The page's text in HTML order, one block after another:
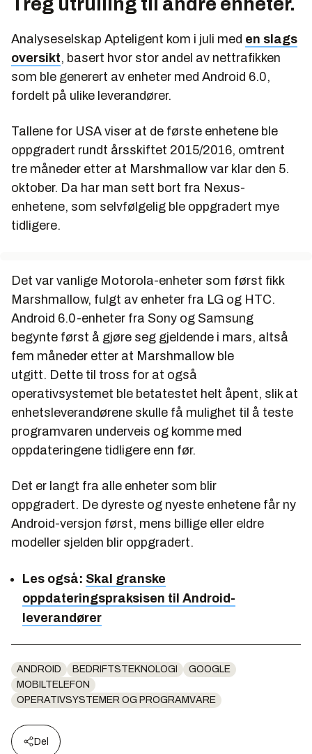
Analyseselskap Apteligent kom i juli med en slags
oversikt, basert hvor stor andel av nettrafikken
som ble generert av enheter med Android 6.0,
fordelt på ulike leverandører.
Tallene for USA viser at de første enhetene ble
oppgradert rundt årsskiftet 2015/2016, omtrent
tre måneder etter at Marshmallow var klar den 5.
oktober. Da har man sett bort fra Nexus-
enhetene, som selvfølgelig ble oppgradert mye
tidligere.
Det var vanlige Motorola-enheter som først fikk
Marshmallow, fulgt av enheter fra LG og HTC.
Android 6.0-enheter fra Sony og Samsung
begynte først å gjøre seg gjeldende i mars, altså
fem måneder etter at Marshmallow ble
utgitt. Dette til tross for at også
operativsystemet ble betatestet helt åpent, slik at
enhetsleverandørene skulle få mulighet til å teste
programvaren underveis og komme med
oppdateringene tidligere enn før.
Det er langt fra alle enheter som blir
oppgradert. De dyreste og nyeste enhetene får ny
Android-versjon først, mens billige eller eldre
modeller sjelden blir oppgradert.
Les også: Skal granske
oppdateringspraksisen til Android-
leverandører
ANDROID BEDRIFTSTEKNOLOGI
GOOGLE
MOBILTELEFON
OPERATIVSYSTEMER OG PROGRAMVARE
Del